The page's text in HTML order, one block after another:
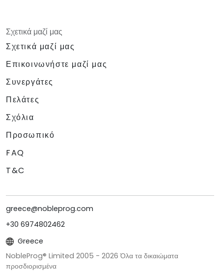
Σχετικά μαζί μας
Σχετικά μαζί μας
Επικοινωνήστε μαζί μας
Συνεργάτες
Πελάτες
Σχόλια
Προσωπικό
FAQ
T&C
greece@nobleprog.com
+30 6974802462
Greece
NobleProg® Limited 2005 - 2026 Όλα τα δικαιώματα
προσδιορισμένα